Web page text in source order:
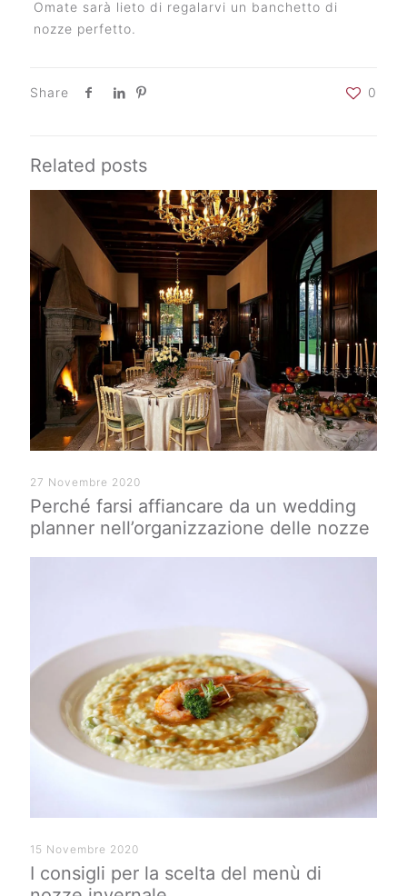
Omate sarà lieto di regalarvi un banchetto di
nozze perfetto.
Share 0
Related posts
27 Novembre 2020
Perché farsi affiancare da un wedding
planner nell’organizzazione delle nozze
15 Novembre 2020
I consigli per la scelta del menù di